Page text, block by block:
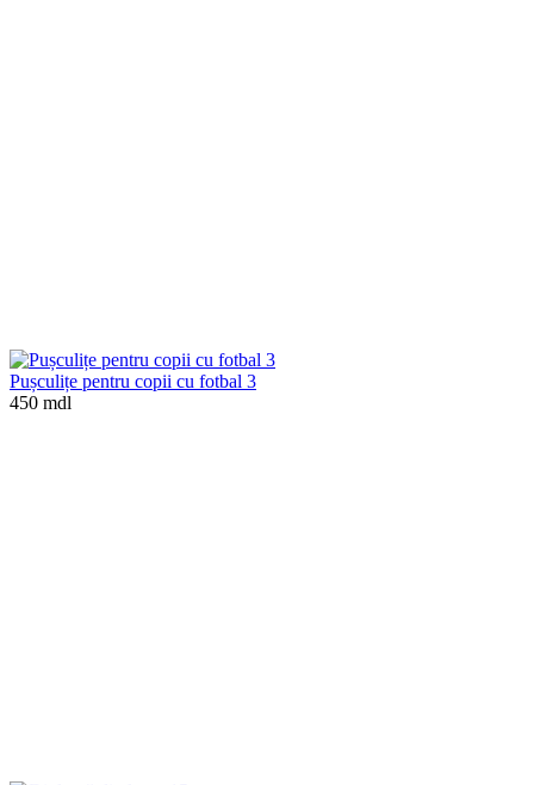
Pușculițe pentru copii cu fotbal 3
450 mdl